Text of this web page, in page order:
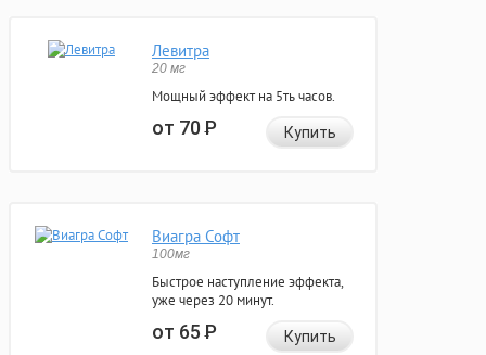
Левитра
20 мг
Мощный эффект на 5ть часов.
от 70Р Купить
Виагра Софт
100мг
Быстрое наступление эффекта,
уже через 20 минут.
от 65Р Купить